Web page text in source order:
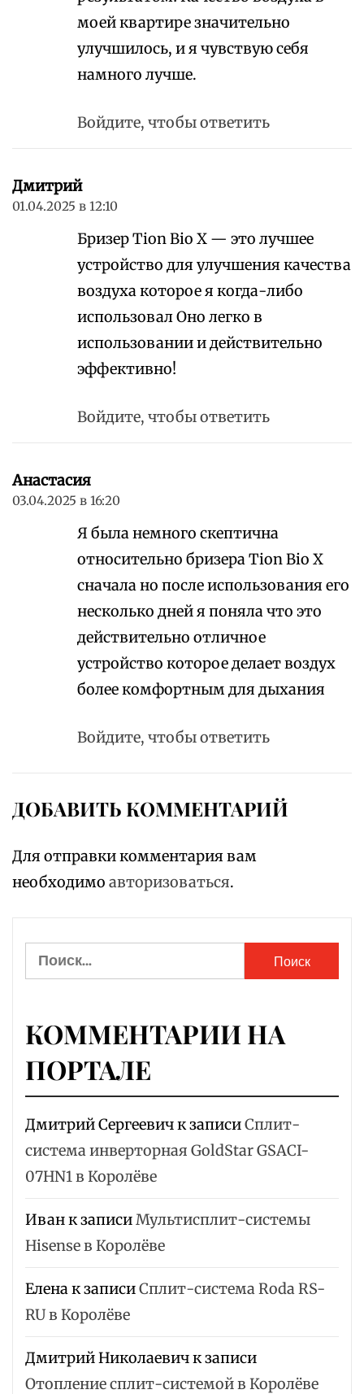
моей квартире значительно
улучшилось, и я чувствую себя
намного лучше.
Войдите, чтобы ответить
Дмитрий
01.04.2025 в 12:10
Бризер Tion Bio X — это лучшее
устройство для улучшения качества
воздуха которое я когда-либо
использовал Оно легко в
использовании и действительно
эффективно!
Войдите, чтобы ответить
Анастасия
03.04.2025 в 16:20
Я была немного скептична
относительно бризера Tion Bio X
сначала но после использования его
несколько дней я поняла что это
действительно отличное
устройство которое делает воздух
более комфортным для дыхания
Войдите, чтобы ответить
ДОБАВИТЬ КОММЕНТАРИЙ
Для отправки комментария вам
необходимо авторизоваться.
Найти:
КОММЕНТАРИИ НА
ПОРТАЛЕ
Дмитрий Сергеевичк записиСплит-
система инверторная GoldStar GSACI-
07HN1 в Королёве
Иванк записиМультисплит-системы
Hisense в Королёве
Еленак записиСплит-система Roda RS-
RU в Королёве
Дмитрий Николаевичк записи
Отопление сплит-системой в Королёве